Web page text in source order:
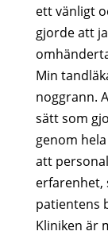
ett vänligt
gjorde att
Min
noggrann.
sätt som
genom
att
erfarenhet,
patientens
Kliniken är